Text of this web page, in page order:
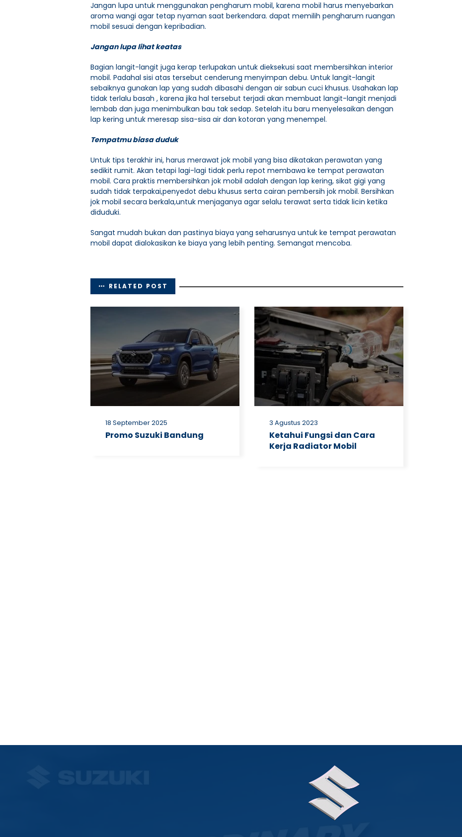
Jangan lupa untuk menggunakan pengharum mobil, karena mobil harus menyebarkan
aroma wangi agar tetap nyaman saat berkendara. dapat memilih pengharum ruangan
mobil sesuai dengan kepribadian.
Jangan lupa lihat keatas
Bagian langit-langit juga kerap terlupakan untuk dieksekusi saat membersihkan interior
mobil. Padahal sisi atas tersebut cenderung menyimpan debu. Untuk langit-langit
sebaiknya gunakan lap yang sudah dibasahi dengan air sabun cuci khusus. Usahakan lap
tidak terlalu basah , karena jika hal tersebut terjadi akan membuat langit-langit menjadi
lembab dan juga menimbulkan bau tak sedap. Setelah itu baru menyelesaikan dengan
lap kering untuk meresap sisa-sisa air dan kotoran yang menempel.
Tempatmu biasa duduk
Untuk tips terakhir ini, harus merawat jok mobil yang bisa dikatakan perawatan yang
sedikit rumit. Akan tetapi lagi-lagi tidak perlu repot membawa ke tempat perawatan
mobil. Cara praktis membersihkan jok mobil adalah dengan lap kering, sikat gigi yang
sudah tidak terpakai,penyedot debu khusus serta cairan pembersih jok mobil. Bersihkan
jok mobil secara berkala,untuk menjaganya agar selalu terawat serta tidak licin ketika
diduduki.
Sangat mudah bukan dan pastinya biaya yang seharusnya untuk ke tempat perawatan
mobil dapat dialokasikan ke biaya yang lebih penting. Semangat mencoba.
RELATED POST
18 September 2025
Promo Suzuki Bandung
3 Agustus 2023
Ketahui Fungsi dan Cara
Kerja Radiator Mobil